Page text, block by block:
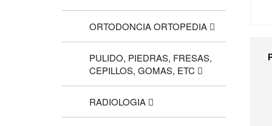
ORTODONCIA ORTOPEDIA
PULIDO, PIEDRAS, FRESAS,
CEPILLOS, GOMAS, ETC
RADIOLOGIA